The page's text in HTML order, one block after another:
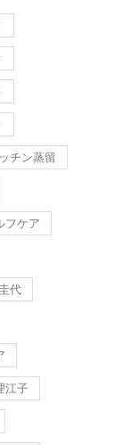
チン蒸留
フケア
代
江子